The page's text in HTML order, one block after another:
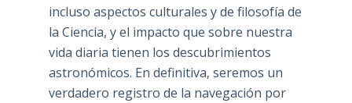
incluso aspectos culturales y de filosofía de
la Ciencia, y el impacto que sobre nuestra
vida diaria tienen los descubrimientos
astronómicos. En definitiva, seremos un
verdadero registro de la navegación por